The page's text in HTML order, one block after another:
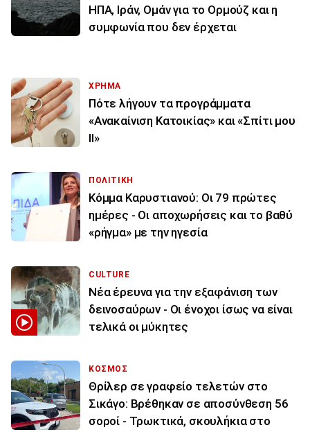
ΗΠΑ, Ιράν, Ομάν για το Ορμούζ και η
συμφωνία που δεν έρχεται
ΧΡΗΜΑ
Πότε λήγουν τα προγράμματα
«Ανακαίνιση Κατοικίας» και «Σπίτι μου
ΙΙ»
ΠΟΛΙΤΙΚΗ
Κόμμα Καρυστιανού: Οι 79 πρώτες
ημέρες - Οι αποχωρήσεις και το βαθύ
«ρήγμα» με την ηγεσία
CULTURE
Νέα έρευνα για την εξαφάνιση των
δεινοσαύρων - Οι ένοχοι ίσως να είναι
τελικά οι μύκητες
ΚΟΣΜΟΣ
Θρίλερ σε γραφείο τελετών στο
Σικάγο: Βρέθηκαν σε αποσύνθεση 56
σοροί - Τρωκτικά, σκουλήκια στο